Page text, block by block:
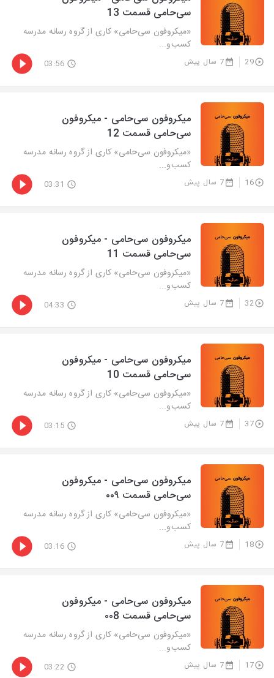
سی‌حامی قسمت 13
«میکروفون سی‌حامی» کاری از گروه رسانه مدرسه
کسب‌و‌...
29 7 سال پیش 03:56
میکروفون سی‌حامی - میکروفون
سی‌حامی قسمت 12
«میکروفون سی‌حامی» کاری از گروه رسانه مدرسه
کسب‌و‌...
16 7 سال پیش 03:31
میکروفون سی‌حامی - میکروفون
سی‌حامی قسمت 11
«میکروفون سی‌حامی» کاری از گروه رسانه مدرسه
کسب‌و‌...
32 7 سال پیش 04:33
میکروفون سی‌حامی - میکروفون
سی‌حامی قسمت 10
«میکروفون سی‌حامی» کاری از گروه رسانه مدرسه
کسب‌و‌...
37 7 سال پیش 03:15
میکروفون سی‌حامی - میکروفون
سی‌حامی قسمت ۰۰۹
«میکروفون سی‌حامی» کاری از گروه رسانه مدرسه
کسب‌و‌...
18 7 سال پیش 03:16
میکروفون سی‌حامی - میکروفون
سی‌حامی قسمت ۰۰8
«میکروفون سی‌حامی» کاری از گروه رسانه مدرسه
کسب‌و‌...
17 7 سال پیش 03:22